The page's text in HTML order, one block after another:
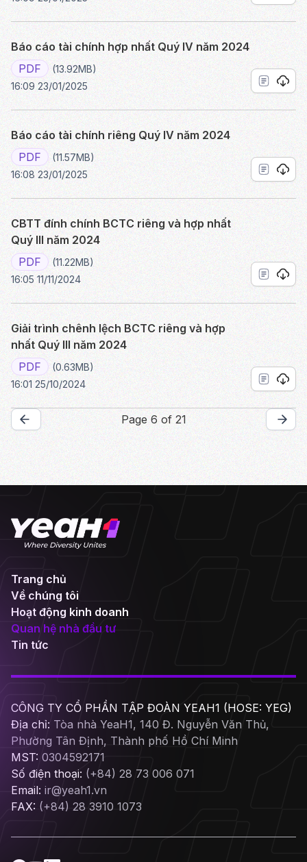
Báo cáo tài chính hợp nhất Quý IV năm 2024
PDF
(13.92MB)
16:09 23/01/2025
Báo cáo tài chính riêng Quý IV năm 2024
PDF
(11.57MB)
16:08 23/01/2025
CBTT đính chính BCTC riêng và hợp nhất
Quý III năm 2024
PDF
(11.22MB)
16:05 11/11/2024
Giải trình chênh lệch BCTC riêng và hợp
nhất Quý III năm 2024
PDF
(0.63MB)
16:01 25/10/2024
Page 6 of 21
Trang chủ
Về chúng tôi
Hoạt động kinh doanh
Quan hệ nhà đầu tư
Tin tức
CÔNG TY CỔ PHẦN TẬP ĐOÀN YEAH1 (HOSE: YEG)
Địa chỉ: Tòa nhà YeaH1, 140 Đ. Nguyễn Văn Thủ,
Phường Tân Định, Thành phố Hồ Chí Minh
MST: 0304592171
Số điện thoại: (+84) 28 73 006 071
Email: ir@yeah1.vn
FAX: (+84) 28 3910 1073